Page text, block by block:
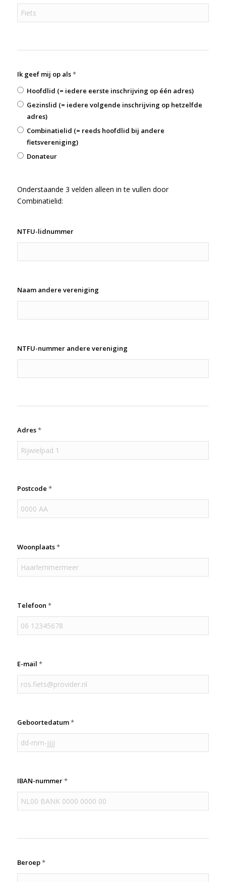
Ik geef mij op als*
Hoofdlid (= iedere eerste inschrijving op één adres)
Gezinslid (= iedere volgende inschrijving op hetzelfde
adres)
Combinatielid (= reeds hoofdlid bij andere
fietsvereniging)
Donateur
Onderstaande 3 velden alleen in te vullen door
Combinatielid:
NTFU-lidnummer
Naam andere vereniging
NTFU-nummer andere vereniging
Adres*
Postcode *
Woonplaats*
Telefoon *
E-mail *
Geboortedatum*
IBAN-nummer*
Beroep*